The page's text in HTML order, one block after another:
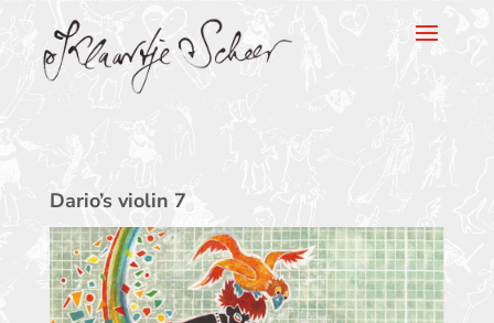
Klaartje Scheer
Dario’s violin 7